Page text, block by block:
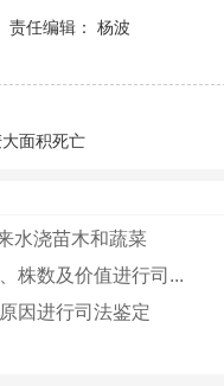
任编辑： 杨波
面积死亡
水浇苗木和蔬菜
株数及价值进行司...
因进行司法鉴定